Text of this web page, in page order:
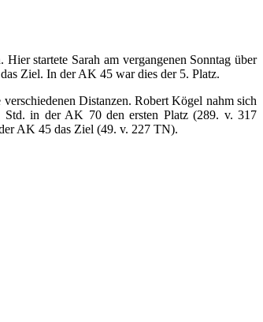
startete Sarah am vergangenen Sonntag über
Ziel. In der AK 45 war dies der 5. Platz.
Distanzen. Robert Kögel nahm sich
Std. in der AK 70 den ersten Platz (289. v. 317
AK 45 das Ziel (49. v. 227 TN).